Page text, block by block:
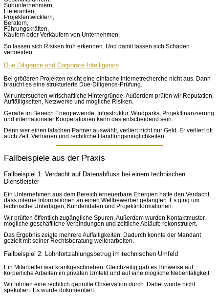
Subunternehmern,
Lieferanten,
Projektentwicklern,
Beratern,
Führungskräften,
Käufern oder Verkäufern von Unternehmen.
So lassen sich Risiken früh erkennen. Und damit lassen sich Schäden
vermeiden.
Due Diligence und Corporate Intelligence
Bei größeren Projekten reicht eine einfache Internetrecherche nicht aus. Dann
braucht es eine strukturierte Due-Diligence-Prüfung.
Wir untersuchen wirtschaftliche Hintergründe. Außerdem prüfen wir Reputation,
Auffälligkeiten, Netzwerke und mögliche Risiken.
Gerade im Bereich Energiewende, Infrastruktur, Windparks, Projektfinanzierung
und internationaler Kooperationen kann das entscheidend sein.
Denn wer einen falschen Partner auswählt, verliert nicht nur Geld. Er verliert oft
auch Zeit, Vertrauen und rechtliche Handlungsmöglichkeiten.
Fallbeispiele aus der Praxis
Fallbeispiel 1: Verdacht auf Datenabfluss bei einem technischen
Dienstleister
Ein Unternehmen aus dem Bereich erneuerbare Energien hatte den Verdacht,
dass interne Informationen an einen Wettbewerber gelangten. Es ging um
technische Unterlagen, Kundendaten und Projektinformationen.
Wir prüften öffentlich zugängliche Spuren. Außerdem wurden Kontaktmuster,
mögliche geschäftliche Verbindungen und zeitliche Abläufe rekonstruiert.
Das Ergebnis zeigte mehrere Auffälligkeiten. Dadurch konnte der Mandant
gezielt mit seiner Rechtsberatung weiterarbeiten.
Fallbeispiel 2: Lohnfortzahlungsbetrug im technischen Umfeld
Ein Mitarbeiter war krankgeschrieben. Gleichzeitig gab es Hinweise auf
körperliche Arbeiten im privaten Umfeld und auf eine mögliche Nebentätigkeit.
Wir führten eine rechtlich geprüfte Observation durch. Dabei wurde nicht
spekuliert. Es wurde dokumentiert.